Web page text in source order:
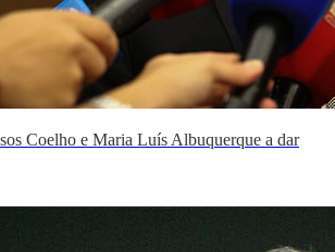
Coelho e Maria Luís Albuquerque a dar